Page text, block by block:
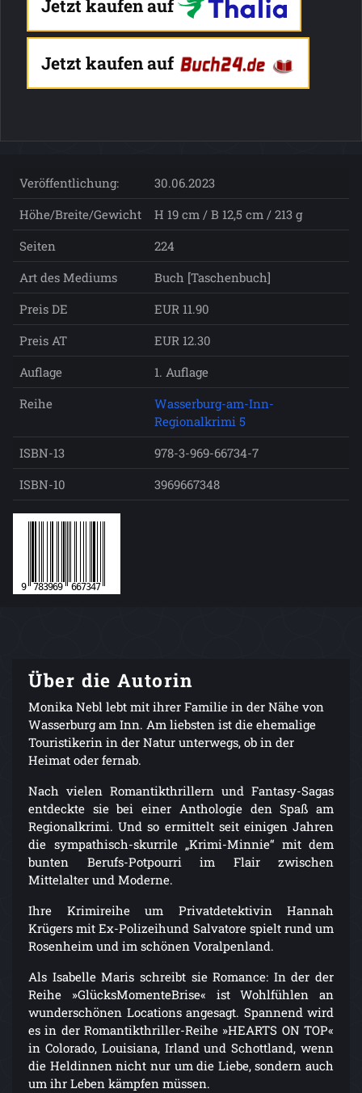
Jetzt kaufen auf
Jetzt kaufen auf
Veröffentlichung:
30.06.2023
Höhe/Breite/Gewicht
H 19 cm / B 12,5 cm / 213 g
Seiten
224
Art des Mediums
Buch [Taschenbuch]
Preis DE
EUR 11.90
Preis AT
EUR 12.30
Auflage
1. Auflage
Reihe
Wasserburg-am-Inn-
Regionalkrimi 5
ISBN-13
978-3-969-66734-7
ISBN-10
3969667348
Über die Autorin
Monika Nebl lebt mit ihrer Familie in der Nähe von
Wasserburg am Inn. Am liebsten ist die ehemalige
Touristikerin in der Natur unterwegs, ob in der
Heimat oder fernab.
Nach vielen Romantikthrillern und Fantasy-Sagas
entdeckte sie bei einer Anthologie den Spaß am
Regionalkrimi. Und so ermittelt seit einigen Jahren
die sympathisch-skurrile „Krimi-Minnie“ mit dem
bunten Berufs-Potpourri im Flair zwischen
Mittelalter und Moderne.
Ihre Krimireihe um Privatdetektivin Hannah
Krügers mit Ex-Polizeihund Salvatore spielt rund um
Rosenheim und im schönen Voralpenland.
Als Isabelle Maris schreibt sie Romance: In der der
Reihe »GlücksMomenteBrise« ist Wohlfühlen an
wunderschönen Locations angesagt. Spannend wird
es in der Romantikthriller-Reihe »HEARTS ON TOP«
in Colorado, Louisiana, Irland und Schottland, wenn
die Heldinnen nicht nur um die Liebe, sondern auch
um ihr Leben kämpfen müssen.